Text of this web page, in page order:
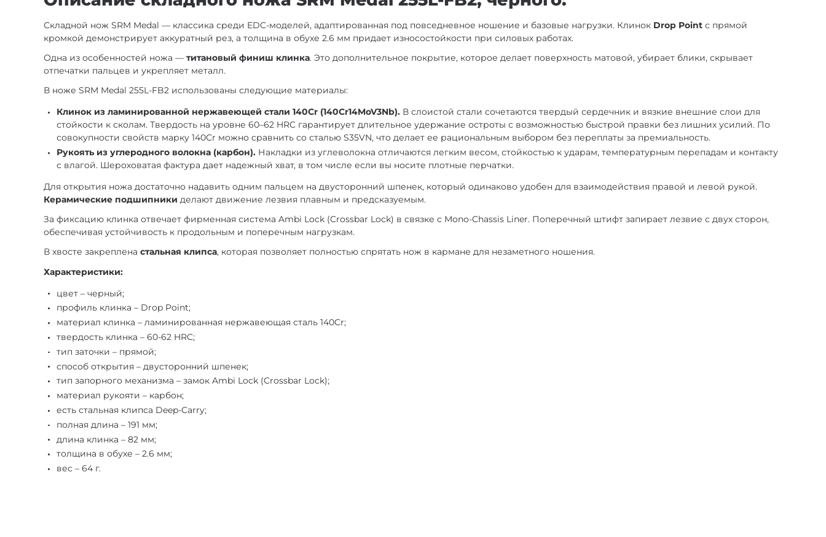
Складной нож SRM Medal — классика среди EDC-моделей, адаптированная под повседневное ношение и базовые нагрузки. Клинок Drop Point с прямой
кромкой демонстрирует аккуратный рез, а толщина в обухе 2.6 мм придает износостойкости при силовых работах.
Одна из особенностей ножа —титановый финиш клинка. Это дополнительное покрытие, которое делает поверхность матовой, убирает блики, скрывает
отпечатки пальцев и укрепляет металл.
В ноже SRM Medal 255L-FB2 использованы следующие материалы:
Клинок из ламинированной нержавеющей стали 140Cr (140Cr14MoV3Nb). В слоистой стали сочетаются твердый сердечник и вязкие внешние слои для
стойкости к сколам. Твердость на уровне 60–62 HRC гарантирует длительное удержание остроты с возможностью быстрой правки без лишних усилий. По
совокупности свойств марку 140Cr можно сравнить со сталью S35VN, что делает ее рациональным выбором без переплаты за премиальность.
Рукоять из углеродного волокна (карбон). Накладки из углеволокна отличаются легким весом, стойкостью к ударам, температурным перепадам и контакту
с влагой. Шероховатая фактура дает надежный хват, в том числе если вы носите плотные перчатки.
Для открытия ножа достаточно надавить одним пальцем на двусторонний шпенек, который одинаково удобен для взаимодействия правой и левой рукой.
Керамические подшипники делают движение лезвия плавным и предсказуемым.
За фиксацию клинка отвечает фирменная система Ambi Lock (Crossbar Lock) в связке с Mono-Chassis Liner. Поперечный штифт запирает лезвие с двух сторон,
обеспечивая устойчивость к продольным и поперечным нагрузкам.
В хвосте закрепленастальная клипса, которая позволяет полностью спрятать нож в кармане для незаметного ношения.
Характеристики:
цвет – черный;
профиль клинка – Drop Point;
материал клинка – ламинированная нержавеющая сталь 140Cr;
твердость клинка – 60-62 HRC;
тип заточки – прямой;
способ открытия – двусторонний шпенек;
тип запорного механизма – замок Ambi Lock (Crossbar Lock);
материал рукояти – карбон;
есть стальная клипса Deep-Carry;
полная длина – 191 мм;
длина клинка – 82 мм;
толщина в обухе – 2.6 мм;
вес – 64 г.